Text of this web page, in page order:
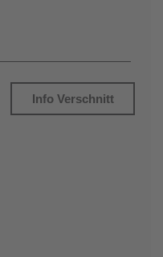
Info Verschnitt